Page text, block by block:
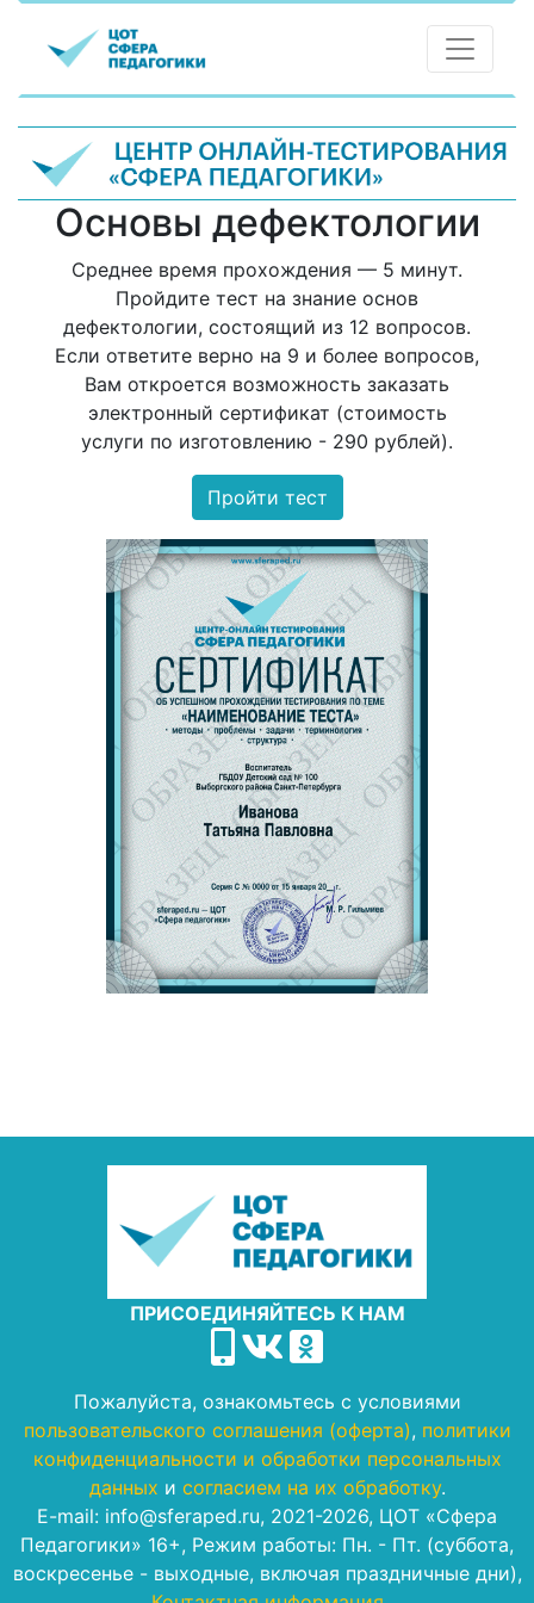
Основы дефектологии
Среднее время прохождения — 5 минут.
Пройдите тест на знание основ
дефектологии, состоящий из 12 вопросов.
Если ответите верно на 9 и более вопросов,
Вам откроется возможность заказать
электронный сертификат (стоимость
услуги по изготовлению - 290 рублей).
Пройти тест
ПРИСОЕДИНЯЙТЕСЬ К НАМ
Пожалуйста, ознакомьтесь с условиями
пользовательского соглашения (оферта), политики
конфиденциальности и обработки персональных
данных и согласием на их обработку.
E-mail: info@sferaped.ru, 2021-2026, ЦОТ «Сфера
Педагогики» 16+, Режим работы: Пн. - Пт. (суббота,
воскресенье - выходные, включая праздничные дни),